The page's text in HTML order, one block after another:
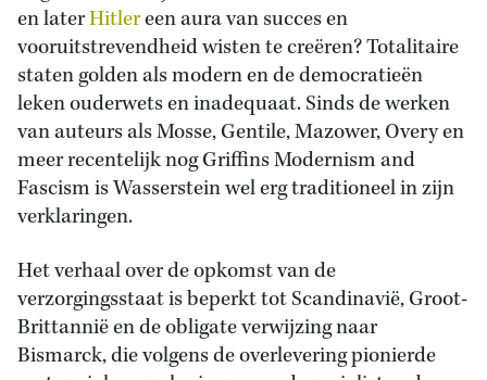
en laterHitlereen aura van succes en
vooruitstrevendheid wisten te creëren? Totalitaire
staten golden als modern en de democratieën
leken ouderwets en inadequaat. Sinds de werken
van auteurs als Mosse, Gentile, Mazower, Overy en
meer recentelijk nog Griffins Modernism and
Fascism is Wasserstein wel erg traditioneel in zijn
verklaringen.
Het verhaal over de opkomst van de
verzorgingsstaat is beperkt tot Scandinavië, Groot-
Brittannië en de obligate verwijzing naar
Bismarck, die volgens de overlevering pionierde